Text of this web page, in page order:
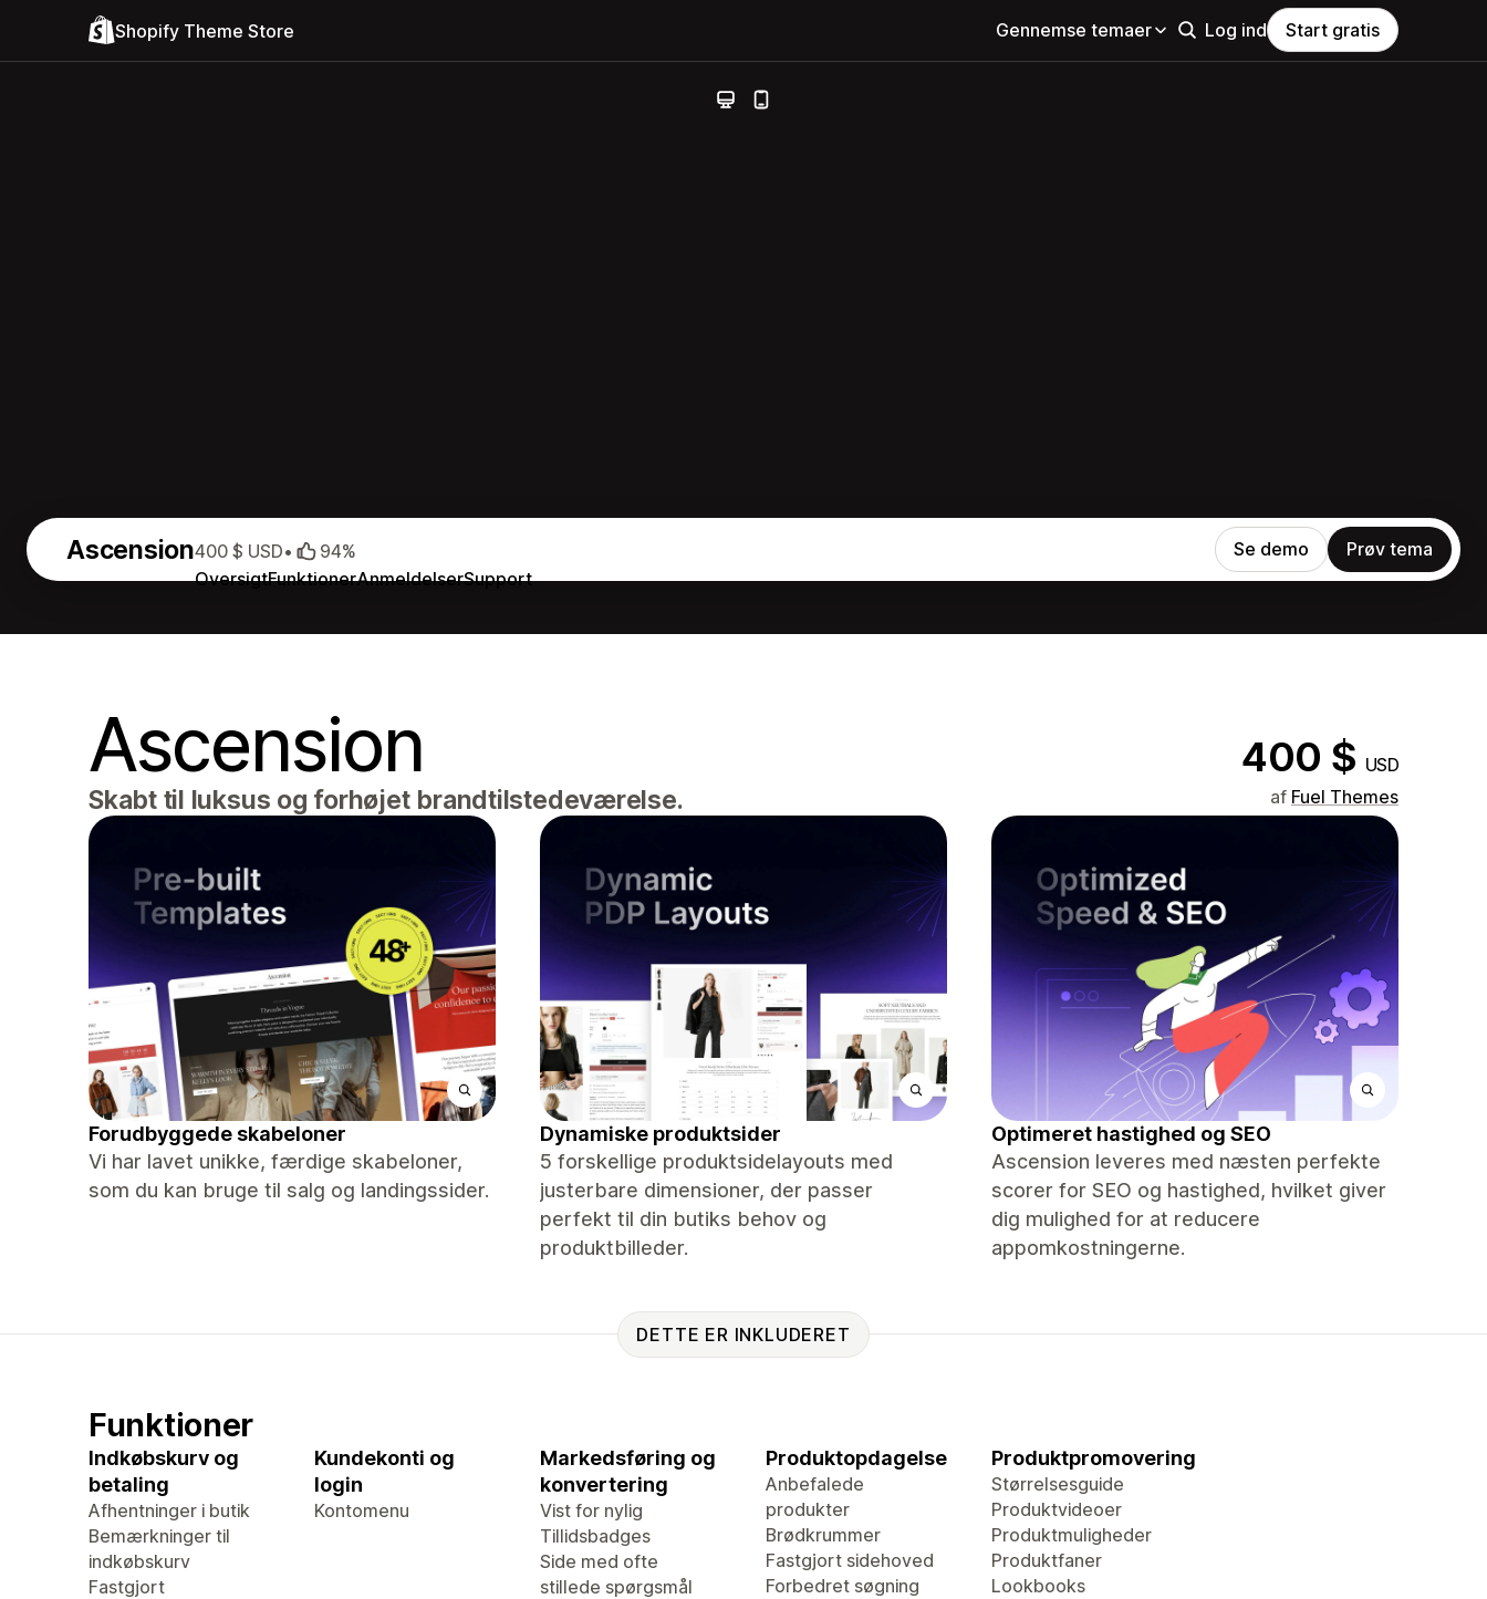
Shopify Theme Store Gennemse temaer Log ind Start gratis
Ascension
OversigtFunktionerAnmeldelserSupport
400 $ USD• 94% Se demo Prøv tema
Ascension 400 $ USD
Skabt til luksus og forhøjet brandtilstedeværelse. af Fuel Themes
Forudbyggede skabeloner
Vi har lavet unikke, færdige skabeloner,
som du kan bruge til salg og landingssider.
Dynamiske produktsider
5 forskellige produktsidelayouts med
justerbare dimensioner, der passer
perfekt til din butiks behov og
produktbilleder.
Optimeret hastighed og SEO
Ascension leveres med næsten perfekte
scorer for SEO og hastighed, hvilket giver
dig mulighed for at reducere
appomkostningerne.
DETTE ER INKLUDERET
Funktioner
Indkøbskurv og
betaling
Afhentninger i butik
Bemærkninger til
indkøbskurv
Fastgjort
Kundekonti og
login
Kontomenu
Markedsføring og
konvertering
Vist for nylig
Tillidsbadges
Side med ofte
stillede spørgsmål
Produktopdagelse
Anbefalede
produkter
Brødkrummer
Fastgjort sidehoved
Forbedret søgning
Produktpromovering
Størrelsesguide
Produktvideoer
Produktmuligheder
Produktfaner
Lookbooks